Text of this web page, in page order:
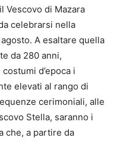
Vescovo di Mazara
celebrarsi nella
A esaltare quella
da 280 anni,
d’epoca i
elevati al rango di
cerimoniali, alle
Stella, saranno i
che, a partire da